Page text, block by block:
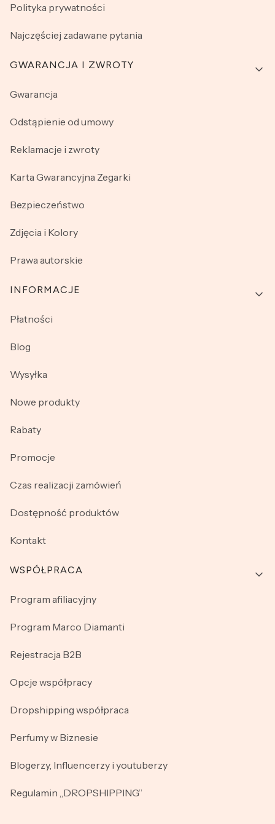
Polityka prywatności
Najczęściej zadawane pytania
GWARANCJA I ZWROTY
Gwarancja
Odstąpienie od umowy
Reklamacje i zwroty
Karta Gwarancyjna Zegarki
Bezpieczeństwo
Zdjęcia i Kolory
Prawa autorskie
INFORMACJE
Płatności
Blog
Wysyłka
Nowe produkty
Rabaty
Promocje
Czas realizacji zamówień
Dostępność produktów
Kontakt
WSPÓŁPRACA
Program afiliacyjny
Program Marco Diamanti
Rejestracja B2B
Opcje współpracy
Dropshipping współpraca
Perfumy w Biznesie
Blogerzy, Influencerzy i youtuberzy
Regulamin „DROPSHIPPING”